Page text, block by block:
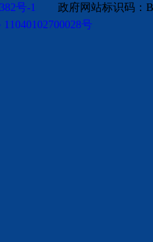
号-1
政府网站标识码
号